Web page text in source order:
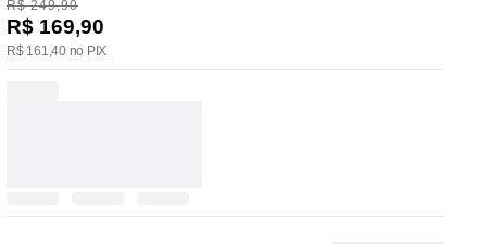
R$ 249,90
R$ 169,90
R$ 161,40 no PIX